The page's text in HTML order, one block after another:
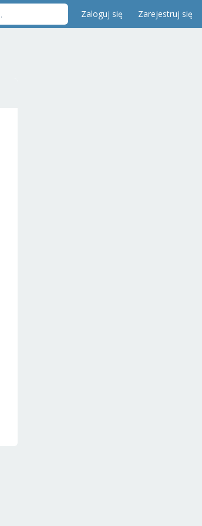
Zaloguj się Zarejestruj się